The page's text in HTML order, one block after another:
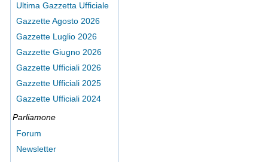
Ultima Gazzetta Ufficiale
Gazzette Agosto 2026
Gazzette Luglio 2026
Gazzette Giugno 2026
Gazzette Ufficiali 2026
Gazzette Ufficiali 2025
Gazzette Ufficiali 2024
Parliamone
Forum
Newsletter